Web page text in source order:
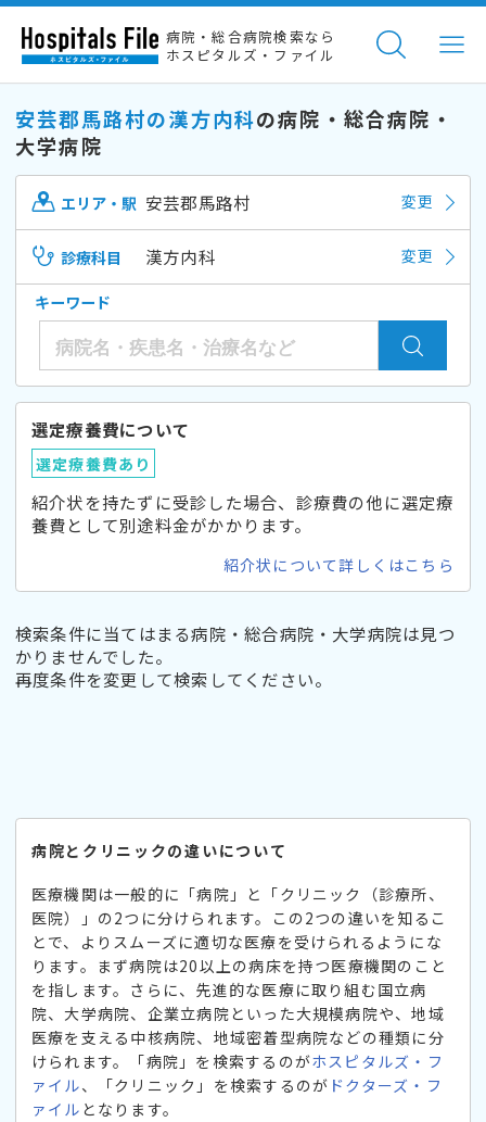
病院・総合病院検索なら
ホスピタルズ・ファイル
安芸郡馬路村の漢方内科の病院・総合病院・
大学病院
エリア・駅 安芸郡馬路村 変更
診療科目 漢方内科 変更
キーワード
選定療養費について
選定療養費あり
紹介状を持たずに受診した場合、診療費の他に選定療
養費として別途料金がかかります。
紹介状について詳しくはこちら
検索条件に当てはまる病院・総合病院・大学病院は見つ
かりませんでした。
再度条件を変更して検索してください。
病院とクリニックの違いについて
医療機関は一般的に「病院」と「クリニック（診療所、
医院）」の2つに分けられます。この2つの違いを知るこ
とで、よりスムーズに適切な医療を受けられるようにな
ります。まず病院は20以上の病床を持つ医療機関のこと
を指します。さらに、先進的な医療に取り組む国立病
院、大学病院、企業立病院といった大規模病院や、地域
医療を支える中核病院、地域密着型病院などの種類に分
けられます。「病院」を検索するのがホスピタルズ・フ
ァイル、「クリニック」を検索するのが ドクターズ・フ
ァイル となります。